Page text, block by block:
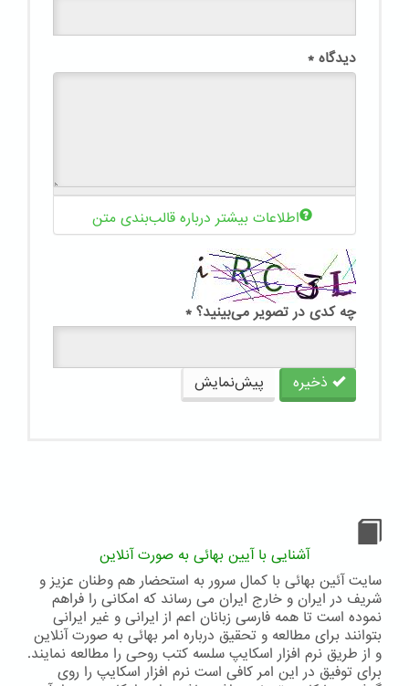
دیدگاه *
اطلاعات بیشتر درباره قالب‌بندی متن
چه کدی در تصویر می‌بینید؟ *
ذخیره پیش‌نمایش
آشنایی با آیین بهائی به صورت آنلاین
سایت آئین بهائی با کمال سرور به استحضار هم وطنان عزیز و
شریف در ایران و خارج ایران می رساند که امکانی را فراهم
نموده است تا همه فارسی زبانان اعم از ایرانی و غیر ایرانی
بتوانند برای مطالعه و تحقیق درباره امر بهائی به صورت آنلاین
و از طریق نرم افزار اسکایپ سلسه کتب روحی را مطالعه نمایند.
برای توفیق در این امر کافی است نرم افزار اسکایپ را روی